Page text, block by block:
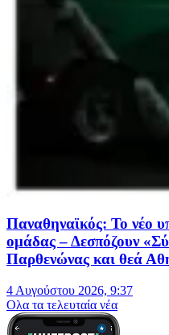
Παναθηναϊκός: Το νέο
ομάδας – Δεσπόζουν
Παρθενώνας και θεά
4 Αυγούστου 2026, 9:37
Oλα τα τελευταία νέα